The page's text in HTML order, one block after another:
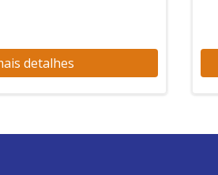
detalhes